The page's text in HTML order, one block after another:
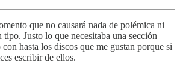
que no causará nada de polémica ni
Justo lo que necesitaba una sección
hasta los discos que me gustan porque si
escribir de ellos.